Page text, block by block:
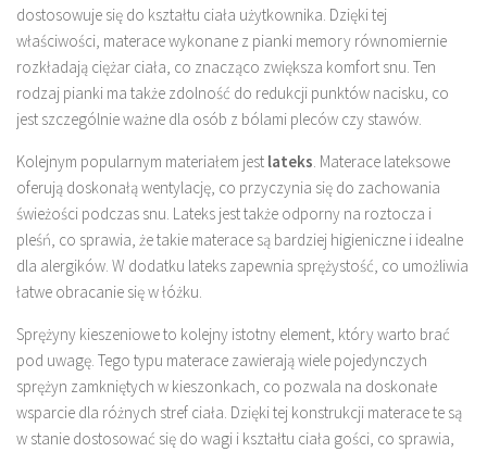
dostosowuje się do kształtu ciała użytkownika. Dzięki tej
właściwości, materace wykonane z pianki memory równomiernie
rozkładają ciężar ciała, co znacząco zwiększa komfort snu. Ten
rodzaj pianki ma także zdolność do redukcji punktów nacisku, co
jest szczególnie ważne dla osób z bólami pleców czy stawów.
Kolejnym popularnym materiałem jest lateks. Materace lateksowe
oferują doskonałą wentylację, co przyczynia się do zachowania
świeżości podczas snu. Lateks jest także odporny na roztocza i
pleśń, co sprawia, że takie materace są bardziej higieniczne i idealne
dla alergików. W dodatku lateks zapewnia sprężystość, co umożliwia
łatwe obracanie się w łóżku.
Sprężyny kieszeniowe to kolejny istotny element, który warto brać
pod uwagę. Tego typu materace zawierają wiele pojedynczych
sprężyn zamkniętych w kieszonkach, co pozwala na doskonałe
wsparcie dla różnych stref ciała. Dzięki tej konstrukcji materace te są
w stanie dostosować się do wagi i kształtu ciała gości, co sprawia,